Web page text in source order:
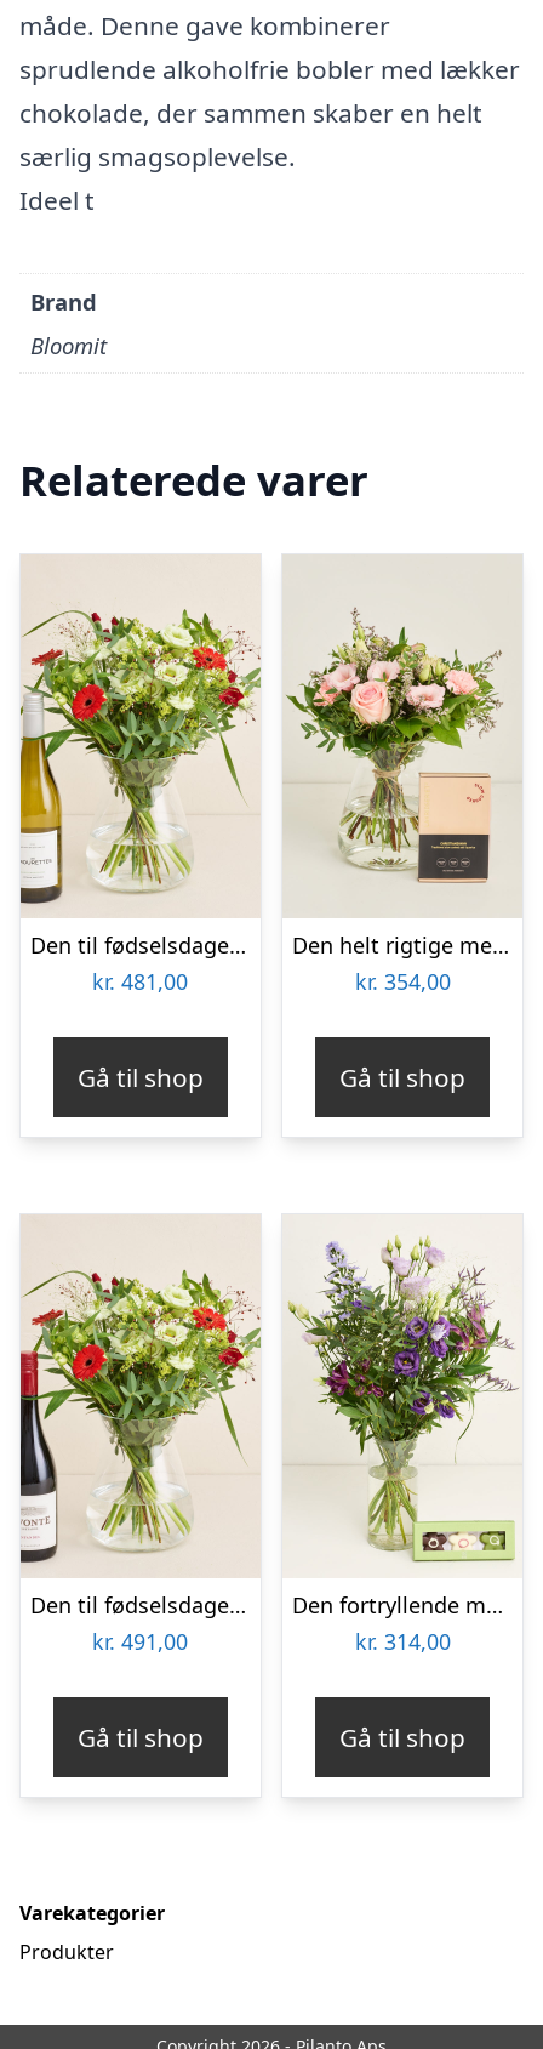
måde. Denne gave kombinerer
sprudlende alkoholfrie bobler med lækker
chokolade, der sammen skaber en helt
særlig smagsoplevelse.
Ideel t
Brand
Bloomit
Relaterede varer
Den til fødselsdagen med Les Amourettes, Sauvignon Blanc
kr. 481,00
Gå til shop
Den helt rigtige med Lakridseriet Skagen
kr. 354,00
Gå til shop
Den til fødselsdagen med Lavonte, Zinfandel
kr. 491,00
Gå til shop
Den fortryllende med CHO CHO marcipanblomster
kr. 314,00
Gå til shop
Varekategorier
Produkter